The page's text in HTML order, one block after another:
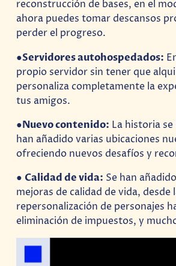
reconstrucción de bases, en el
ahora puedes tomar descansos
perder el progreso.
●Servidores autohospedados:
propio servidor sin tener que
personaliza completamente la
tus amigos.
●Nuevo contenido: La historia
han añadido varias ubicaciones
ofreciendo nuevos desafíos y
● Calidad de vida: Se han
mejoras de calidad de vida, desde
repersonalización de personajes
eliminación de impuestos, y